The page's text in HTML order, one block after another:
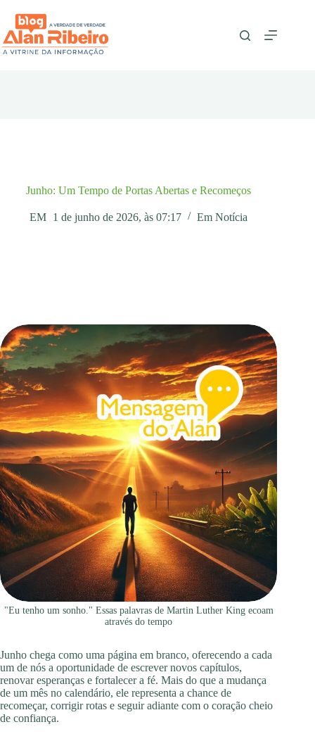
para
conteúdo
Junho: Um Tempo de Portas Abertas e Recomeços
EM 1 de junho de 2026, às 07:17 Em Notícia
"Eu tenho um sonho." Essas palavras de Martin Luther King ecoam
através do tempo
Junho chega como uma página em branco, oferecendo a cada
um de nós a oportunidade de escrever novos capítulos,
renovar esperanças e fortalecer a fé. Mais do que a mudança
de um mês no calendário, ele representa a chance de
recomeçar, corrigir rotas e seguir adiante com o coração cheio
de confiança.